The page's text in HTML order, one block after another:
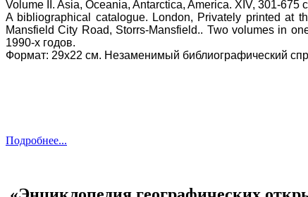
Volume II. Asia, Oceania, Antarctica, America. XIV, 301-675
A bibliographical catalogue. London, Privately printed at
Mansfield City Road, Storrs-Mansfield.. Two volumes in
1990-х годов.
Формат: 29х22 см. Незаменимый библиографический
Подробнее...